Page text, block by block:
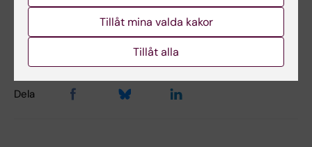
KI Kommunikati…
Dela
Tillåt mina valda kakor
Tillåt alla